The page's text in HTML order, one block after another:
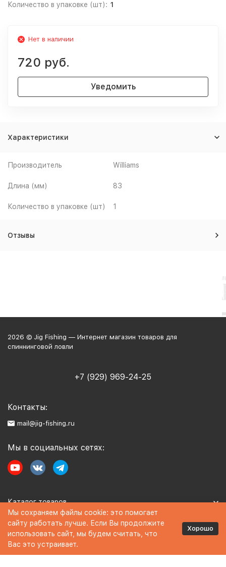
Количество в упаковке (шт): 1
Нет в наличии
720 руб.
Уведомить
Характеристики
Производитель Williams
Длина (мм) 83
Количество в упаковке (шт) 1
Отзывы
2026 © Jig Fishing — Интернет магазин товаров для
спиннинговой ловли
+7 (929) 969-24-25
Контакты:
mail@jig-fishing.ru
Мы в социальных сетях:
Каталог товаров
Информация
Политика персональных данных
Мы сохраняем файлы cookie: это помогает
сайту работать лучше. Если Вы продолжите
использовать сайт, мы будем считать, что
Вас это устраивает.
Хорошо